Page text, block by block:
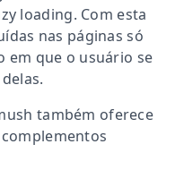
loading. Com esta
nas páginas só
em que o usuário se
também oferece